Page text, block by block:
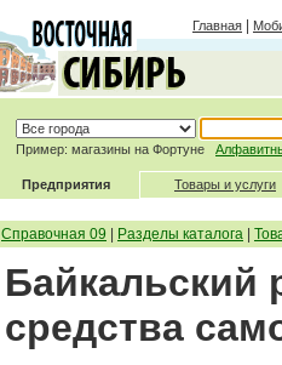
Главная
Пример: магазины на Фортуне
Предприятия Товары и услуги
Справочная 09 Разделы каталога
Байкальский
средства